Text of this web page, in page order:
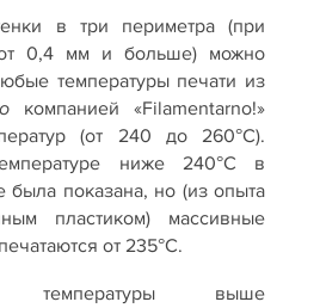
в три периметра (при
0,4 мм и больше) можно
температуры печати из
компанией «Filamentarno!»
(от 240 до 260°C).
ниже 240°С в
была показана, но (из опыта
пластиком) массивные
от 235°С.
температуры выше